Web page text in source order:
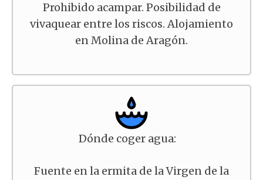
Prohibido acampar. Posibilidad de
vivaquear entre los riscos. Alojamiento
en Molina de Aragón.
Dónde coger agua:
Fuente en la ermita de la Virgen de la